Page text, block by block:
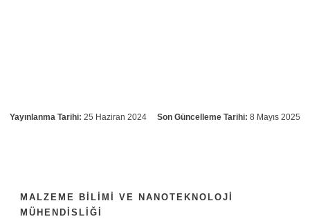
Yayınlanma Tarihi: 25 Haziran 2024 Son Güncelleme Tarihi: 8 Mayıs 2025
MALZEME BILIMI VE NANOTEKNOLOJI
MÜHENDISLIĞI